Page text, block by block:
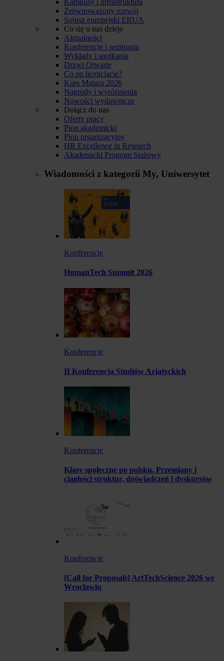
Zrównoważony rozwój
Sojusz europejski ERUA
Co się u nas dzieje
Aktualności
Konferencje i seminaria
Wykłady i spotkania
Drzwi Otwarte
Co po licencjacie?
Kurs Matura 2026
Nagrody i wyróżnienia
Nowości wydawnicze
Dołącz do nas
Oferty pracy
Pion akademicki
Pion organizacyjny
HR Excellence in Research
Akademicki Program Stażowy
Wiadomości z kategorii My, Uniwersytet
Konferencje
HumanTech Summit 2026
Konferencje
II Konferencja Studiów Azjatyckich
Konferencje
Klasy społeczne po polsku. Przemiany i
ciągłości struktur, doświadczeń i dyskursów
Konferencje
[Call for Proposals] ArtTechScience 2026 we
Wrocławiu